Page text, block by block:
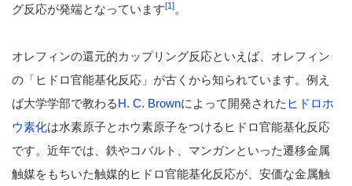
グ反応が発端となっています[1]。
オレフィンの還元的カップリング反応といえば、オレフィン
の「ヒドロ官能基化反応」が古くから知られています。例え
ば大学学部で教わるH. C. Brownによって開発された ヒドロホ
ウ素化は水素原子とホウ素原子をつけるヒドロ官能基化反応
です。近年では、鉄やコバルト、マンガンといった遷移金属
触媒をもちいた触媒的ヒドロ官能基化反応が、安価な金属触